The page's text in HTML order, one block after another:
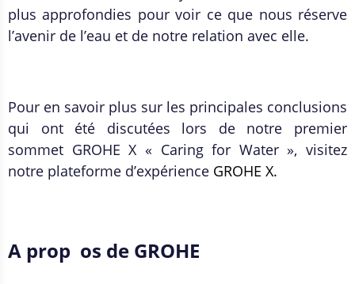
plus approfondies pour voir ce que nous réserve
l’avenir de l’eau et de notre relation avec elle.
Pour en savoir plus sur les principales conclusions
qui ont été discutées lors de notre premier
sommet GROHE X « Caring for Water », visitez
notre plateforme d’expérience GROHE X.
A prop os de GROHE